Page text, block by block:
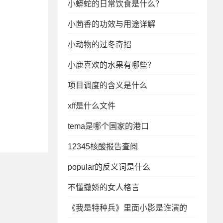
小蟒蛇的日常饮食是什么？
小茴香的功效与用途详解
小动物的过冬奇招
小鹿喜欢的水果有哪些？
项目调度的含义是什么
xff是什么文件
tema是哪个国家的港口
12345核酸报告查阅
popular的反义词是什么
不懂撒娇的女人格言
《我是特种兵》里面小影是谁演的